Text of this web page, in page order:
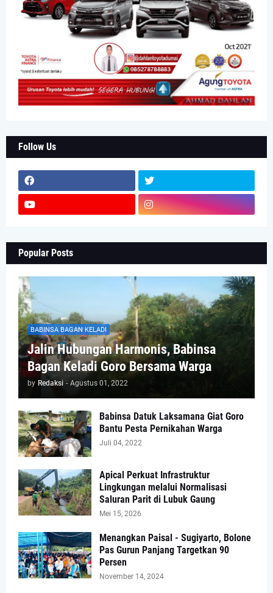
Follow Us
Popular Posts
BABINSA BAGAN KELADI
Jalin Hubungan Harmonis, Babinsa
Bagan Keladi Goro Bersama Warga
by Redaksi - Agustus 01, 2022
Babinsa Datuk Laksamana Giat Goro
Bantu Pesta Pernikahan Warga
Juli 04, 2022
Apical Perkuat Infrastruktur
Lingkungan melalui Normalisasi
Saluran Parit di Lubuk Gaung
Mei 15, 2026
Menangkan Paisal - Sugiyarto, Bolone
Pas Gurun Panjang Targetkan 90
Persen
November 14, 2024